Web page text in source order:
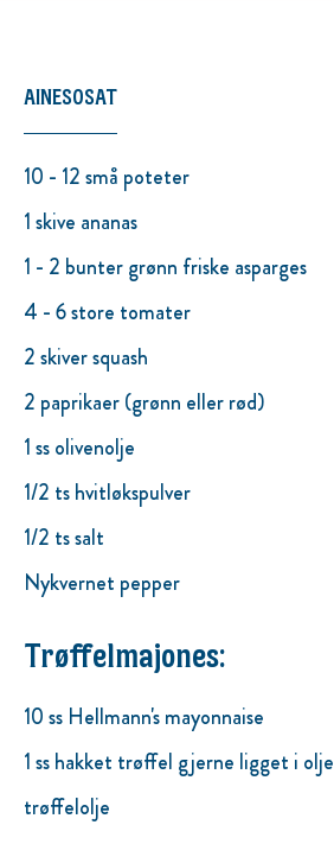
AINESOSAT
10 - 12 små poteter
1 skive ananas
1 - 2 bunter grønn friske asparges
4 - 6 store tomater
2 skiver squash
2 paprikaer (grønn eller rød)
1 ss olivenolje
1/2 ts hvitløkspulver
1/2 ts salt
Nykvernet pepper
Trøffelmajones:
10 ss Hellmann's mayonnaise
1 ss hakket trøffel gjerne ligget i olje
trøffelolje